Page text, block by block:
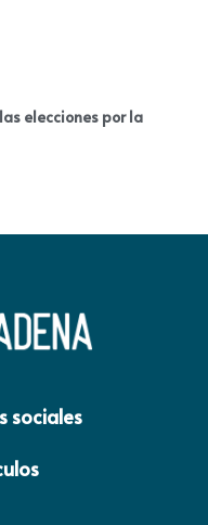
elecciones por la
sociales